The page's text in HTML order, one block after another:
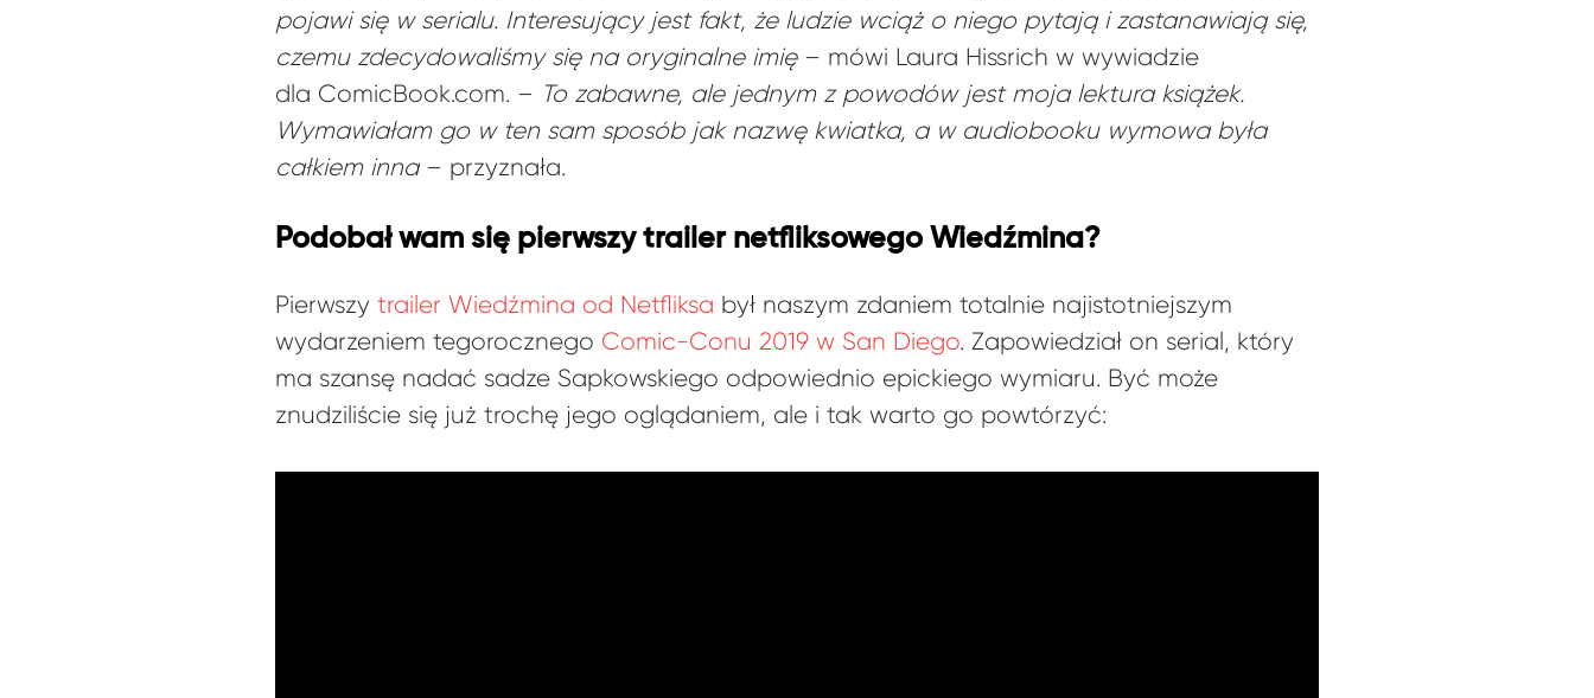
pojawi się w serialu. Interesujący jest fakt, że ludzie wciąż o niego pytają i zastanawiają się,
czemu zdecydowaliśmy się na oryginalne imię– mówi Laura Hissrich w wywiadzie
dla ComicBook.com. – To zabawne, ale jednym z powodów jest moja lektura książek.
Wymawiałam go w ten sam sposób jak nazwę kwiatka, a w audiobooku wymowa była
całkiem inna– przyznała.
Podobał wam się pierwszy trailer netfliksowego Wiedźmina?
Pierwszy trailer Wiedźmina od Netfliksa był naszym zdaniem totalnie najistotniejszym
wydarzeniem tegorocznego Comic-Conu 2019 w San Diego. Zapowiedział on serial, który
ma szansę nadać sadze Sapkowskiego odpowiednio epickiego wymiaru. Być może
znudziliście się już trochę jego oglądaniem, ale i tak warto go powtórzyć: